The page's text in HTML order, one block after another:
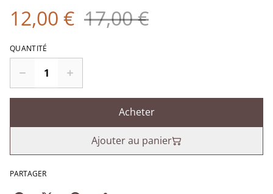
12,00 € 17,00 €
QUANTITÉ
Acheter
Ajouter au panier
PARTAGER